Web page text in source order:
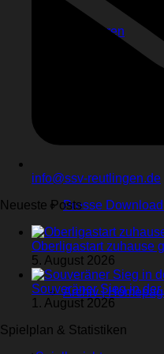
Sponsoren
Presse
Archiv |
info@ssv-reutlingen.de
Neueste Posts
Oberligastart zuhause
5. August 2026
Souveräner Sieg in
1. August 2026
Spielplan & Statistiken